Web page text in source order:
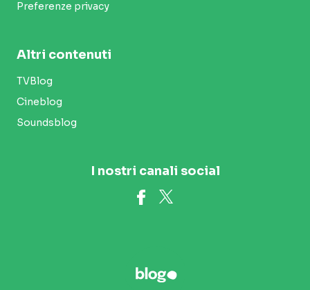
Preferenze privacy
Altri contenuti
TVBlog
Cineblog
Soundsblog
I nostri canali social